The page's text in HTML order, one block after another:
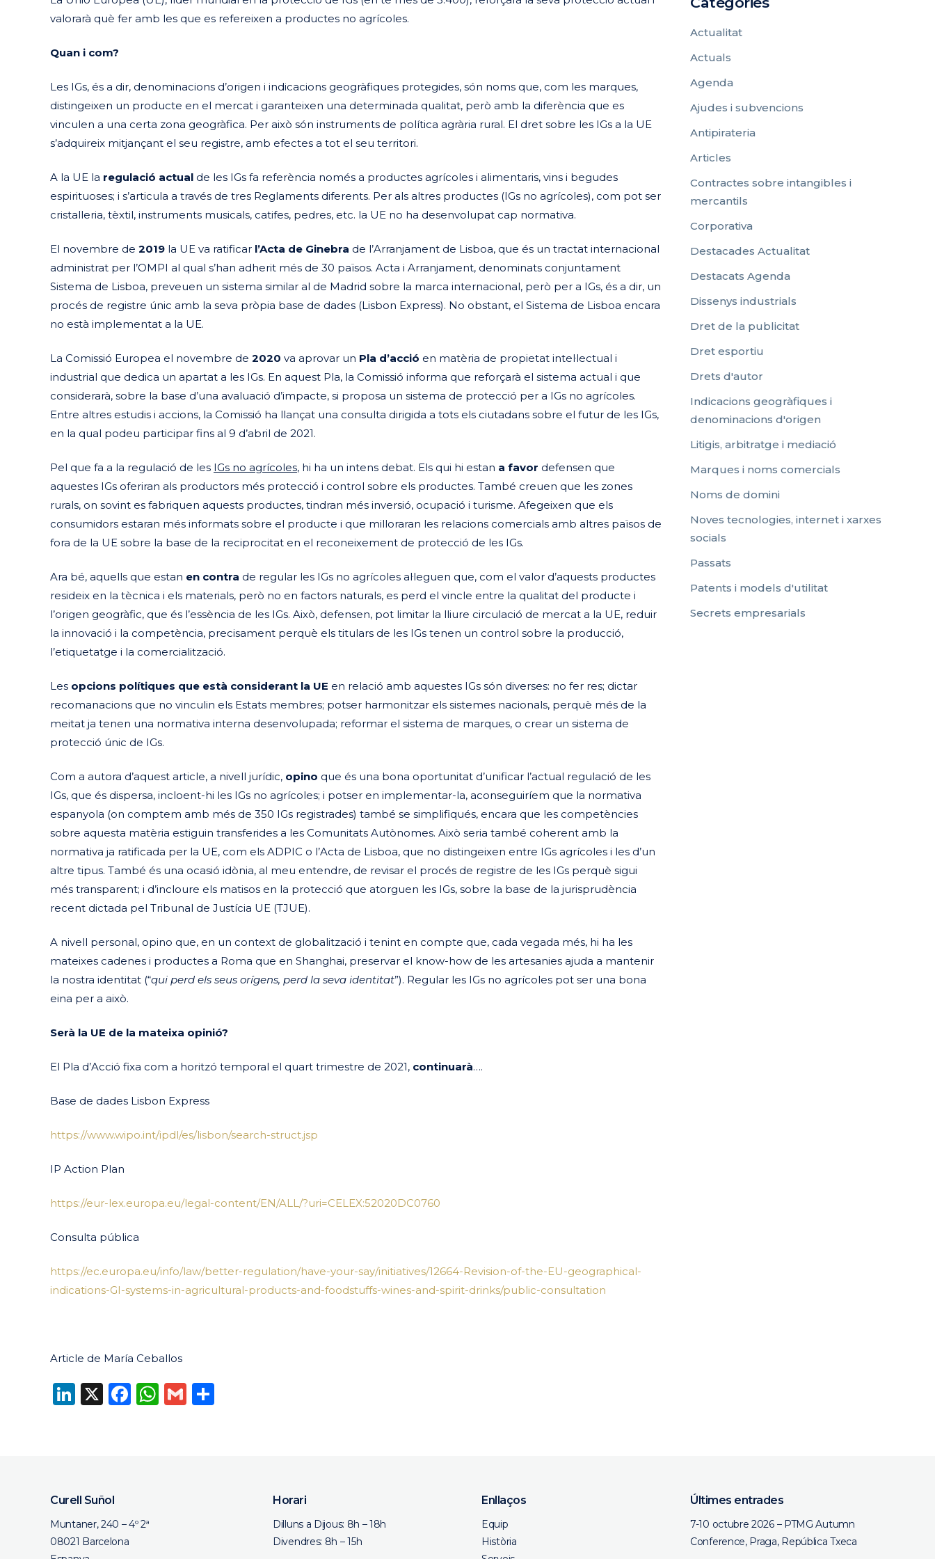
valorarà què fer amb les que es refereixen a productes no agrícoles.
Quan i com?
Les IGs, és a dir, denominacions d’origen i indicacions geogràfiques protegides, són noms que, com les marques,
distingeixen un producte en el mercat i garanteixen una determinada qualitat, però amb la diferència que es
vinculen a una certa zona geogràfica. Per això són instruments de política agrària rural. El dret sobre les IGs a la UE
s’adquireix mitjançant el seu registre, amb efectes a tot el seu territori.
A la UE la regulació actual de les IGs fa referència només a productes agrícoles i alimentaris, vins i begudes
espirituoses; i s’articula a través de tres Reglaments diferents. Per als altres productes (IGs no agrícoles), com pot ser
cristalleria, tèxtil, instruments musicals, catifes, pedres, etc. la UE no ha desenvolupat cap normativa.
El novembre de 2019 la UE va ratificar l’Acta de Ginebra de l’Arranjament de Lisboa, que és un tractat internacional
administrat per l’OMPI al qual s’han adherit més de 30 països. Acta i Arranjament, denominats conjuntament
Sistema de Lisboa, preveuen un sistema similar al de Madrid sobre la marca internacional, però per a IGs, és a dir, un
procés de registre únic amb la seva pròpia base de dades (Lisbon Express). No obstant, el Sistema de Lisboa encara
no està implementat a la UE.
La Comissió Europea el novembre de 2020 va aprovar un Pla d’acció en matèria de propietat intel·lectual i
industrial que dedica un apartat a les IGs. En aquest Pla, la Comissió informa que reforçarà el sistema actual i que
considerarà, sobre la base d’una avaluació d’impacte, si proposa un sistema de protecció per a IGs no agrícoles.
Entre altres estudis i accions, la Comissió ha llançat una consulta dirigida a tots els ciutadans sobre el futur de les IGs,
en la qual podeu participar fins al 9 d’abril de 2021.
Pel que fa a la regulació de les IGs no agrícoles, hi ha un intens debat. Els qui hi estan a favor defensen que
aquestes IGs oferiran als productors més protecció i control sobre els productes. També creuen que les zones
rurals, on sovint es fabriquen aquests productes, tindran més inversió, ocupació i turisme. Afegeixen que els
consumidors estaran més informats sobre el producte i que milloraran les relacions comercials amb altres països de
fora de la UE sobre la base de la reciprocitat en el reconeixement de protecció de les IGs.
Ara bé, aquells que estan en contra de regular les IGs no agrícoles al·leguen que, com el valor d’aquests productes
resideix en la tècnica i els materials, però no en factors naturals, es perd el vincle entre la qualitat del producte i
l’origen geogràfic, que és l’essència de les IGs. Això, defensen, pot limitar la lliure circulació de mercat a la UE, reduir
la innovació i la competència, precisament perquè els titulars de les IGs tenen un control sobre la producció,
l’etiquetatge i la comercialització.
Les opcions polítiques que està considerant la UE en relació amb aquestes IGs són diverses: no fer res; dictar
recomanacions que no vinculin els Estats membres; potser harmonitzar els sistemes nacionals, perquè més de la
meitat ja tenen una normativa interna desenvolupada; reformar el sistema de marques, o crear un sistema de
protecció únic de IGs.
Com a autora d’aquest article, a nivell jurídic, opino que és una bona oportunitat d’unificar l’actual regulació de les
IGs, que és dispersa, incloent-hi les IGs no agrícoles; i potser en implementar-la, aconseguiríem que la normativa
espanyola (on comptem amb més de 350 IGs registrades) també se simplifiqués, encara que les competències
sobre aquesta matèria estiguin transferides a les Comunitats Autònomes. Això seria també coherent amb la
normativa ja ratificada per la UE, com els ADPIC o l’Acta de Lisboa, que no distingeixen entre IGs agrícoles i les d’un
altre tipus. També és una ocasió idònia, al meu entendre, de revisar el procés de registre de les IGs perquè sigui
més transparent; i d’incloure els matisos en la protecció que atorguen les IGs, sobre la base de la jurisprudència
recent dictada pel Tribunal de Justícia UE (TJUE).
A nivell personal, opino que, en un context de globalització i tenint en compte que, cada vegada més, hi ha les
mateixes cadenes i productes a Roma que en Shanghai, preservar el know-how de les artesanies ajuda a mantenir
la nostra identitat (“qui perd els seus orígens, perd la seva identitat”). Regular les IGs no agrícoles pot ser una bona
eina per a això.
Serà la UE de la mateixa opinió?
El Pla d’Acció fixa com a horitzó temporal el quart trimestre de 2021, continuarà….
Base de dades Lisbon Express
https://www.wipo.int/ipdl/es/lisbon/search-struct.jsp
IP Action Plan
https://eur-lex.europa.eu/legal-content/EN/ALL/?uri=CELEX:52020DC0760
Consulta pública
https://ec.europa.eu/info/law/better-regulation/have-your-say/initiatives/12664-Revision-of-the-EU-geographical-
indications-GI-systems-in-agricultural-products-and-foodstuffs-wines-and-spirit-drinks/public-consultation
Article de María Ceballos
LinkedIn
X Facebook
WhatsApp
Gmail
Actualitat
Actuals
Agenda
Ajudes i subvencions
Antipirateria
Articles
Contractes sobre intangibles i
mercantils
Corporativa
Destacades Actualitat
Destacats Agenda
Dissenys industrials
Dret de la publicitat
Dret esportiu
Drets d'autor
Indicacions geogràfiques i
denominacions d'origen
Litigis, arbitratge i mediació
Marques i noms comercials
Noms de domini
Noves tecnologies, internet i xarxes
socials
Passats
Patents i models d'utilitat
Secrets empresarials
Curell Suñol
Muntaner, 240 – 4º 2ª
08021 Barcelona
Horari
Dilluns a Dijous: 8h – 18h
Divendres: 8h – 15h
Enllaços
Equip
Història
Últimes entrades
7-10 octubre 2026 – PTMG Autumn
Conference, Praga, República Txeca